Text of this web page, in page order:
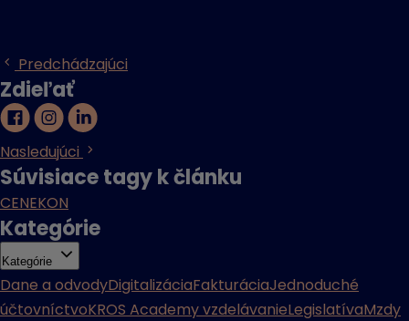
Predchádzajúci
Zdieľať
Nasledujúci
Súvisiace tagy k článku
CENEKON
Kategórie
Kategórie
Dane a odvodyDigitalizáciaFakturáciaJednoduché
účtovníctvoKROS Academy vzdelávanieLegislatívaMzdy